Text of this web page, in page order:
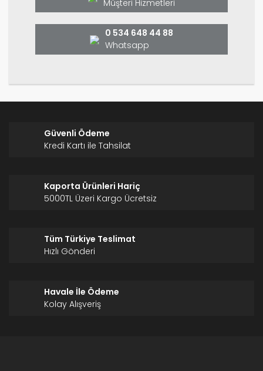
Ürün fiyatı diğer sitelerden daha pahalı.
Müşteri Hizmetleri
0 534 648 44 88
Whatsapp
Güvenli Ödeme
Kredi Kartı ile Tahsilat
Kaporta Ürünleri Hariç
5000TL Üzeri Kargo Ücretsiz
Tüm Türkiye Teslimat
Hızlı Gönderi
Havale İle Ödeme
Kolay Alışveriş